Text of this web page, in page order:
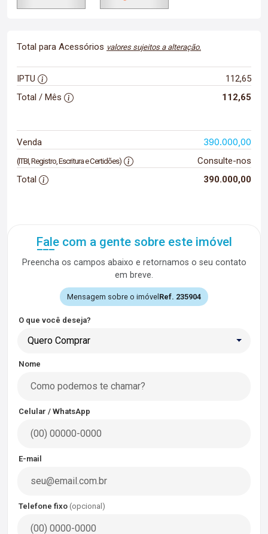
Total para Acessórios valores sujeitos a alteração.
IPTU
112,65
Total / Mês
112,65
Venda 390.000,00
(ITBI, Registro, Escritura e Certidões)
Consulte-nos
Total
390.000,00
Fale com a gente sobre este imóvel
Preencha os campos abaixo e retornamos o seu contato
em breve.
Mensagem sobre o imóvel Ref. 235904
O que você deseja?
Quero Comprar
Nome
Celular / WhatsApp
E-mail
Telefone fixo (opcional)